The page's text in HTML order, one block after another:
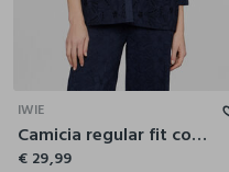
L
XXL
IWIE
Camicia regular fit con collo alla francese donna
€ 29,99